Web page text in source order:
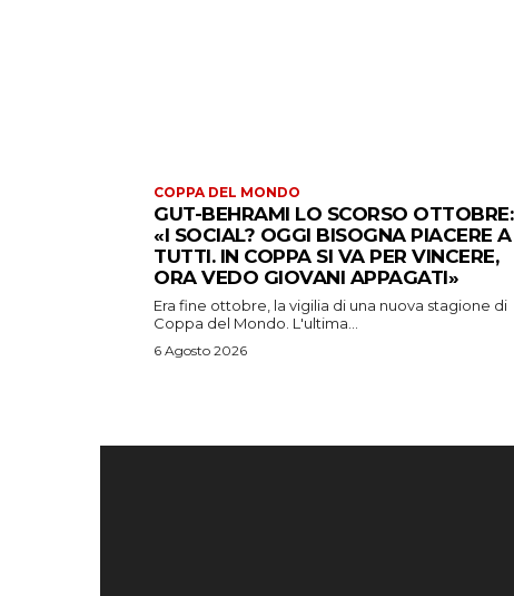
COPPA DEL MONDO
GUT-BEHRAMI LO SCORSO OTTOBRE:
«I SOCIAL? OGGI BISOGNA PIACERE A
TUTTI. IN COPPA SI VA PER VINCERE,
ORA VEDO GIOVANI APPAGATI»
Era fine ottobre, la vigilia di una nuova stagione di
Coppa del Mondo. L'ultima...
6 Agosto 2026